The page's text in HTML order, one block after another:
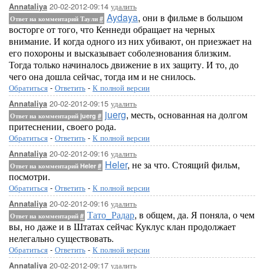
Annataliya 20-02-2012-09:14 удалить
Ответ на комментарий Таули # Aydaya, они в фильме в большом
восторге от того, что Кеннеди обращает на черных
внимание. И когда одного из них убивают, он приезжает на
его похороны и высказывает соболезнования близким.
Тогда только начиналось движение в их защиту. И то, до
чего она дошла сейчас, тогда им и не снилось.
Обратиться - Ответить - К полной версии
Annataliya 20-02-2012-09:15 удалить
Ответ на комментарий juerg # juerg, месть, основанная на долгом
притеснении, своего рода.
Обратиться - Ответить - К полной версии
Annataliya 20-02-2012-09:16 удалить
Ответ на комментарий Heler # Heler, не за что. Стоящий фильм,
посмотри.
Обратиться - Ответить - К полной версии
Annataliya 20-02-2012-09:16 удалить
Ответ на комментарий # Тато_Радар, в общем, да. Я поняла, о чем
вы, но даже и в Штатах сейчас Куклус клан продолжает
нелегально существовать.
Обратиться - Ответить - К полной версии
Annataliya 20-02-2012-09:17 удалить